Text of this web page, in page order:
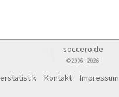
soccero.de
© 2006 - 2026
Kontakt Impressum